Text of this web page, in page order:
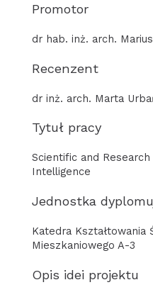
Promotor
dr hab. inż. arch.
Recenzent
dr inż. arch. Marta
Tytuł pracy
Scientific and
Intelligence
Jednostka
Katedra Kształtowania
Mieszkaniowego A-3
Opis idei projektu